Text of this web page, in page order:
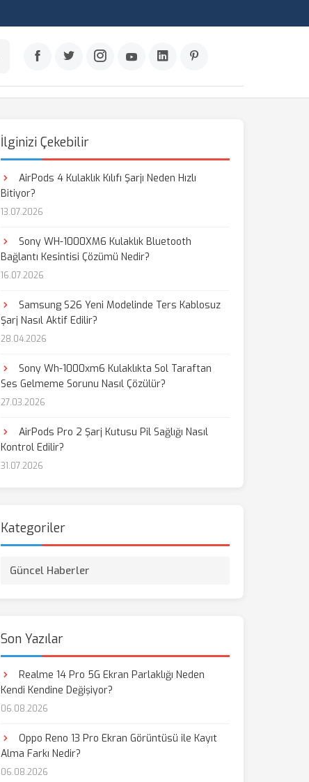
İlginizi Çekebilir
AirPods 4 Kulaklık Kılıfı Şarjı Neden Hızlı
Bitiyor?
13.07.2026
Sony WH-1000XM6 Kulaklık Bluetooth
Bağlantı Kesintisi Çözümü Nedir?
16.07.2026
Samsung S26 Yeni Modelinde Ters Kablosuz
Şarj Nasıl Aktif Edilir?
28.04.2026
Sony Wh-1000xm6 Kulaklıkta Sol Taraftan
Ses Gelmeme Sorunu Nasıl Çözülür?
27.03.2026
AirPods Pro 2 Şarj Kutusu Pil Sağlığı Nasıl
Kontrol Edilir?
31.07.2026
Kategoriler
Güncel Haberler
Son Yazılar
Realme 14 Pro 5G Ekran Parlaklığı Neden
Kendi Kendine Değişiyor?
06.08.2026
Oppo Reno 13 Pro Ekran Görüntüsü ile Kayıt
Alma Farkı Nedir?
06.08.2026